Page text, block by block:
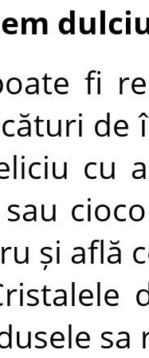
fi
de
cu
și află
sa